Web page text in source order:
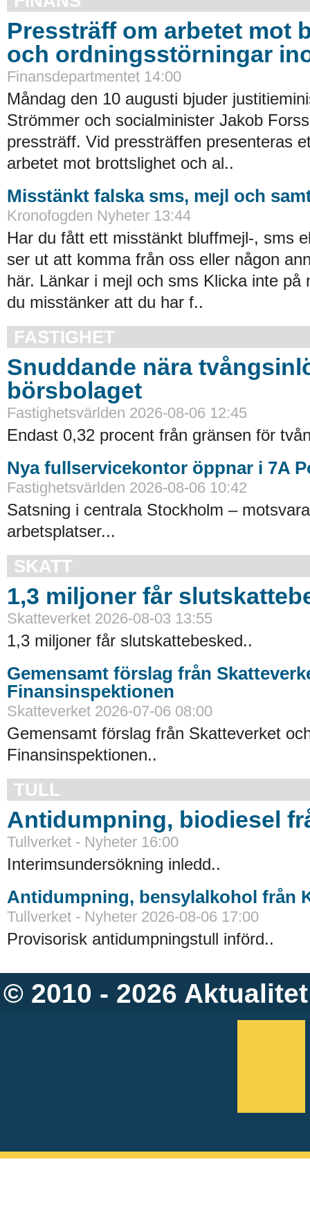
Pressträff om arbetet mot
och ordningsstörningar
Finansdepartmentet 14:00
Måndag den 10 augusti bjuder
Strömmer och socialminister Jakob
pressträff. Vid pressträffen presenteras
arbetet mot brottslighet och al..
Misstänkt falska sms, mejl och
Kronofogden Nyheter 13:44
Har du fått ett misstänkt bluffmejl-, sms
ser ut att komma från oss eller någon
här. Länkar i mejl och sms Klicka inte på
du misstänker att du har f..
FASTIGHET
Snuddande nära
börsbolaget
Fastighetsvärlden 2026-08-06 12:45
Endast 0,32 procent från gränsen för
Nya fullservicekontor öppnar i 7A
Fastighetsvärlden 2026-08-06 10:42
Satsning i centrala Stockholm –
arbetsplatser...
SKATT
1,3 miljoner får
Skatteverket 2026-08-03 13:55
1,3 miljoner får slutskattebesked..
Gemensamt förslag från
Finansinspektionen
Skatteverket 2026-07-06 08:00
Gemensamt förslag från Skatteverket
Finansinspektionen..
TULL
Antidumpning, biodiesel
Tullverket - Nyheter 16:00
Interimsundersökning inledd..
Antidumpning, bensylalkohol från
Tullverket - Nyheter 2026-08-06 17:00
Provisorisk antidumpningstull införd..
© 2010 - 2026 Aktualitet